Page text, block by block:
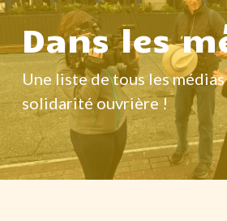
Dans les
Une liste de tous les médias
solidarité ouvrière !